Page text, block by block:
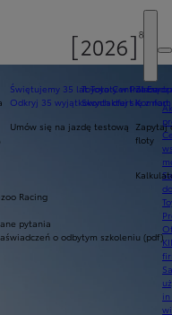
Świętujemy 35 lat Toyoty w Polsce
Odkryj 35 wyjątkowych ofert
Umów się na jazdę testową
Toyota Central
Skontaktuj się zKomfort
Zapytaj
floty
Racing
pytania
o odbytym szkoleniu (pdf)